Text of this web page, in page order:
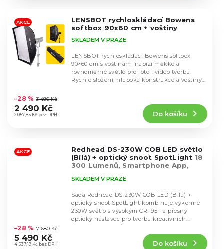
hvězdiček.
AKCE
LENSBOT rychloskládací Bowens
softbox 90x60 cm + voštiny
hodnocení
produktu
je
hvězdiček.
SKLADEM V PRAZE
2 057,85 Kč bez DPH
–28 % 3 490 Kč
2 490 Kč
Do košíku
LENSBOT rychloskládací Bowens softbox
90×60 cm s voštinami nabízí měkké a
rovnoměrné světlo pro foto i video tvorbu.
Rychlé složení, hluboká konstrukce a voštiny
AKCE
Redhead DS-230W COB LED světlo
(Bílá) + optický snoot SpotLight 18
300 Lumenů, Smartphone App,
hodnocení
produktu
je
SKLADEM V PRAZE
4 537,19 Kč bez DPH
–28 % 7 680 Kč
5 490 Kč
Do košíku
Sada Redhead DS-230W COB LED (Bílá) +
optický snoot SpotLight kombinuje výkonné
230W světlo s vysokým CRI 95+ a přesný
optický nástavec pro tvorbu kreativních
světelných efektů....